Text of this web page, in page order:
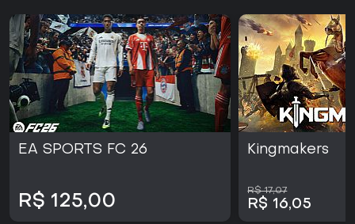
EA SPORTS FC 26
R$ 125,00
Kingmakers
R$ 17,07
R$ 16,05